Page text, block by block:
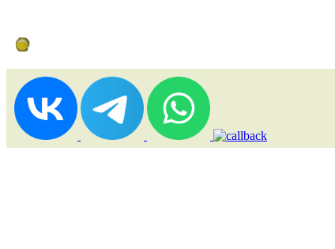
Дистанционное бронирование туров